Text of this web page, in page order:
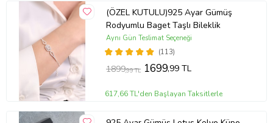
(ÖZEL KUTULU)925 Ayar Gümüş
Rodyumlu Baget Taşlı Bileklik
(113)
Aynı Gün Teslimat Seçeneği
1899,99 TL 1699,99 TL
617,66 TL'den Başlayan Taksitlerle